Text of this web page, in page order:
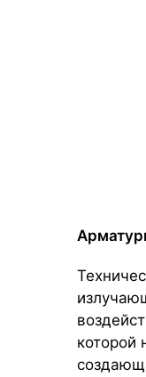
которой